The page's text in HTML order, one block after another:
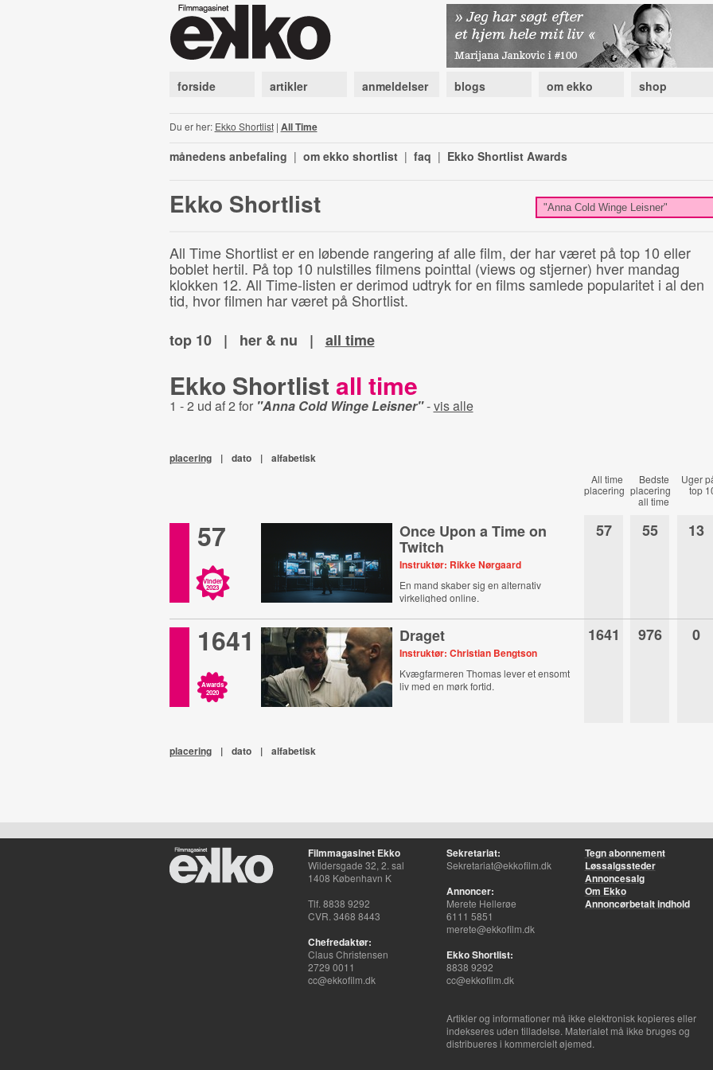
forside artikler anmeldelser blogs om ekko shop
Du er her: Ekko Shortlist| All Time
månedens anbefaling | om ekko shortlist | faq | Ekko Shortlist Awards
Ekko Shortlist
All Time Shortlist er en løbende rangering af alle film, der har været på top 10 eller
boblet hertil. På top 10 nulstilles filmens pointtal (views og stjerner) hver mandag
klokken 12. All Time-listen er derimod udtryk for en films samlede popularitet i al den
tid, hvor filmen har været på Shortlist.
top 10
| her & nu | all time
Ekko Shortlist all time
1 - 2 ud af 2 for "Anna Cold Winge Leisner"-vis alle
placering | dato | alfabetisk
All time
placering
Bedste
placering
all time
Uger
top
57
Vinder
2023
Once Upon a Time on
Twitch
Instruktør: Rikke Nørgaard
En mand skaber sig en alternativ
virkelighed online.
57 55 13
1641
Awards
2020
Draget
Instruktør: Christian Bengtson
Kvægfarmeren Thomas lever et ensomt
liv med en mørk fortid.
1641 976 0
placering | dato | alfabetisk
Filmmagasinet Ekko
Wildersgade 32, 2. sal
1408 København K
Tlf. 8838 9292
CVR. 3468 8443
Chefredaktør:
Claus Christensen
2729 0011
cc@ekkofilm.dk
Sekretariat:
Sekretariat@ekkofilm.dk
Annoncer:
Merete Hellerøe
6111 5851
merete@ekkofilm.dk
Ekko Shortlist:
8838 9292
cc@ekkofilm.dk
Tegn abonnement
Løssalgssteder
Annoncesalg
Om Ekko
Annoncørbetalt indhold
Artikler og informationer må ikke elektronisk kopieres eller
indekseres uden tilladelse. Materialet må ikke bruges og
distribueres i kommercielt øjemed.